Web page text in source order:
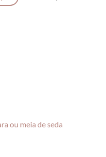
ou meia de seda